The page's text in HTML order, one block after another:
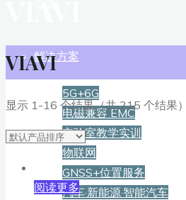
解决方案
5G+6G
电磁兼容 EMC
实验室教学实训
物联网
GNSS+位置服务
汽车·新能源·智能汽车
VIAVI
显示 1-16 个结果（共 215 个结果）
阅读更多